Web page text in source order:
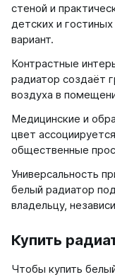
стеной и
детских и
вариант.
Контрастные
радиатор создаёт
воздуха в
Медицинские и
цвет
общественные
Универсальность
белый радиатор
владельцу,
Купить
Чтобы купить